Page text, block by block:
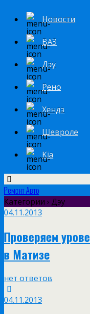
Новости
ВАЗ
Дэу
Рено
Хендэ
Шевроле
Kia
Ремонт Авто
Категории › Дэу
04.11.2013
Проверяем
в Матизе
нет ответов
04.11.2013